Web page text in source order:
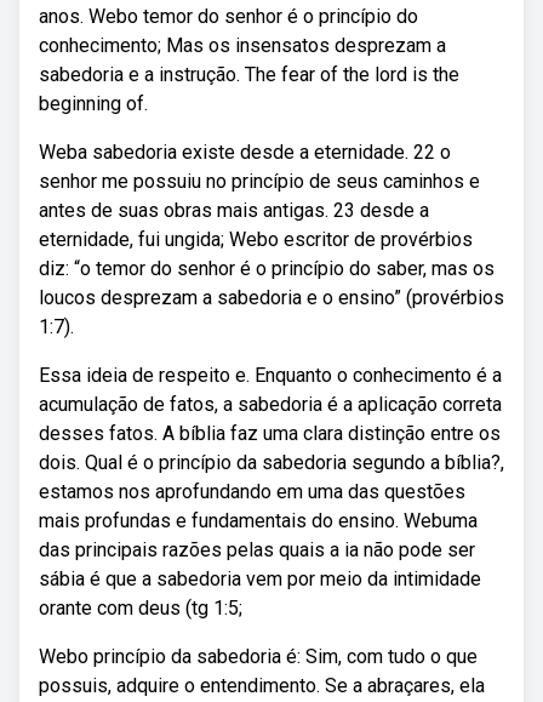
anos. Webo temor do senhor é o princípio do
conhecimento; Mas os insensatos desprezam a
sabedoria e a instrução. The fear of the lord is the
beginning of.
Weba sabedoria existe desde a eternidade. 22 o
senhor me possuiu no princípio de seus caminhos e
antes de suas obras mais antigas. 23 desde a
eternidade, fui ungida; Webo escritor de provérbios
diz: “o temor do senhor é o princípio do saber, mas os
loucos desprezam a sabedoria e o ensino” (provérbios
1:7).
Essa ideia de respeito e. Enquanto o conhecimento é a
acumulação de fatos, a sabedoria é a aplicação correta
desses fatos. A bíblia faz uma clara distinção entre os
dois. Qual é o princípio da sabedoria segundo a bíblia?,
estamos nos aprofundando em uma das questões
mais profundas e fundamentais do ensino. Webuma
das principais razões pelas quais a ia não pode ser
sábia é que a sabedoria vem por meio da intimidade
orante com deus (tg 1:5;
Webo princípio da sabedoria é: Sim, com tudo o que
possuis, adquire o entendimento. Se a abraçares, ela